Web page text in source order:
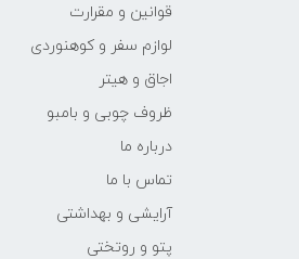
قوانین و مقرارت
لوازم سفر و کوهنوردی
اجاق و هیتر
ظروف چوبی و بامبو
درباره ما
تماس با ما
آرایشی و بهداشتی
پتو و روتختی